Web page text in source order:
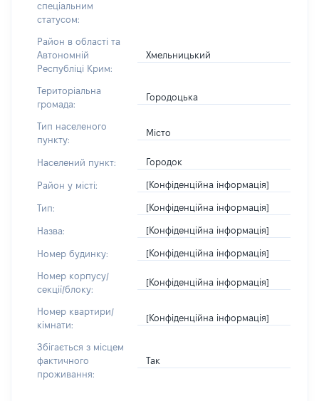
спеціальним
статусом:
Район в області та
Автономній
Республіці Крим:
Хмельницький
Територіальна
громада:
Городоцька
Тип населеного
пункту:
Місто
Населений пункт: Городок
Район у місті: [Конфіденційна інформація]
Тип: [Конфіденційна інформація]
Назва: [Конфіденційна інформація]
Номер будинку: [Конфіденційна інформація]
Номер корпусу/
секції/блоку:
[Конфіденційна інформація]
Номер квартири/
кімнати:
[Конфіденційна інформація]
Збігається з місцем
фактичного
проживання:
Так